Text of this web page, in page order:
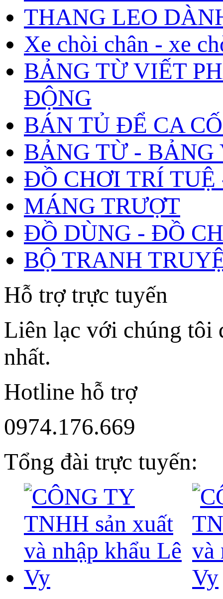
THANG LEO
Xe chòi chân - xe
BẢNG TỪ VIẾT
ĐỘNG
BÁN TỦ ĐỂ CA
BẢNG TỪ - BẢNG
ĐỒ CHƠI TRÍ TUỆ
MÁNG TRƯỢT
ĐỒ DÙNG - ĐỒ
BỘ TRANH
Hỗ trợ trực tuyến
Liên lạc với chúng tôi
nhất.
Hotline hỗ trợ
0974.176.669
Tổng đài trực tuyến: